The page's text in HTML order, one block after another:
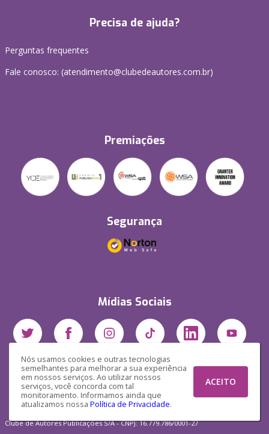
Nós usamos cookies e outras tecnologias
semelhantes para melhorar a sua experiência
em nossos serviços. Ao utilizar nossos
serviços, você concorda com tal
monitoramento. Informamos ainda que
atualizamos nossa Política de Privacidade.
ACEITO
Precisa de ajuda?
Perguntas frequentes
Fale conosco: (atendimento@clubedeautores.com.br)
Premiações
Segurança
Mídias Sociais
Clube de Autores Publicações S/A - CNPJ: 16.779.786/0001-27